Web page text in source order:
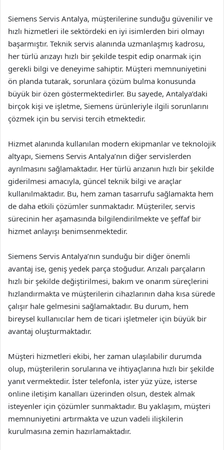
Siemens Servis Antalya, müşterilerine sunduğu güvenilir ve
hızlı hizmetleri ile sektördeki en iyi isimlerden biri olmayı
başarmıştır. Teknik servis alanında uzmanlaşmış kadrosu,
her türlü arızayı hızlı bir şekilde tespit edip onarmak için
gerekli bilgi ve deneyime sahiptir. Müşteri memnuniyetini
ön planda tutarak, sorunlara çözüm bulma konusunda
büyük bir özen göstermektedirler. Bu sayede, Antalya’daki
birçok kişi ve işletme, Siemens ürünleriyle ilgili sorunlarını
çözmek için bu servisi tercih etmektedir.
Hizmet alanında kullanılan modern ekipmanlar ve teknolojik
altyapı, Siemens Servis Antalya’nın diğer servislerden
ayrılmasını sağlamaktadır. Her türlü arızanın hızlı bir şekilde
giderilmesi amacıyla, güncel teknik bilgi ve araçlar
kullanılmaktadır. Bu, hem zaman tasarrufu sağlamakta hem
de daha etkili çözümler sunmaktadır. Müşteriler, servis
sürecinin her aşamasında bilgilendirilmekte ve şeffaf bir
hizmet anlayışı benimsenmektedir.
Siemens Servis Antalya’nın sunduğu bir diğer önemli
avantaj ise, geniş yedek parça stoğudur. Arızalı parçaların
hızlı bir şekilde değiştirilmesi, bakım ve onarım süreçlerini
hızlandırmakta ve müşterilerin cihazlarının daha kısa sürede
çalışır hale gelmesini sağlamaktadır. Bu durum, hem
bireysel kullanıcılar hem de ticari işletmeler için büyük bir
avantaj oluşturmaktadır.
Müşteri hizmetleri ekibi, her zaman ulaşılabilir durumda
olup, müşterilerin sorularına ve ihtiyaçlarına hızlı bir şekilde
yanıt vermektedir. İster telefonla, ister yüz yüze, isterse
online iletişim kanalları üzerinden olsun, destek almak
isteyenler için çözümler sunmaktadır. Bu yaklaşım, müşteri
memnuniyetini artırmakta ve uzun vadeli ilişkilerin
kurulmasına zemin hazırlamaktadır.